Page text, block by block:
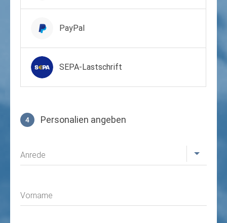
PayPal
SEPA-Lastschrift
4 Personalien angeben
Anrede
Vorname